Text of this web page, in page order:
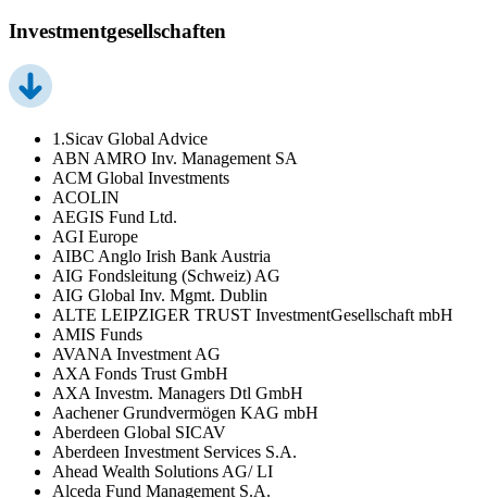
Investmentgesellschaften
1.Sicav Global Advice
ABN AMRO Inv. Management SA
ACM Global Investments
ACOLIN
AEGIS Fund Ltd.
AGI Europe
AIBC Anglo Irish Bank Austria
AIG Fondsleitung (Schweiz) AG
AIG Global Inv. Mgmt. Dublin
ALTE LEIPZIGER TRUST InvestmentGesellschaft mbH
AMIS Funds
AVANA Investment AG
AXA Fonds Trust GmbH
AXA Investm. Managers Dtl GmbH
Aachener Grundvermögen KAG mbH
Aberdeen Global SICAV
Aberdeen Investment Services S.A.
Ahead Wealth Solutions AG/ LI
Alceda Fund Management S.A.